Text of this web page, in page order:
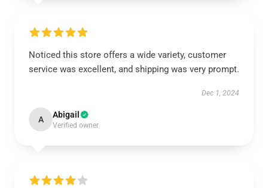
Noticed this store offers a wide variety, customer
service was excellent, and shipping was very prompt.
Dec 1, 2024
A Abigail
Verified owner